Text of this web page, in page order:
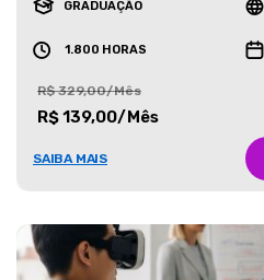
GRADUAÇÃO
1.800 HORAS
R$ 329,00/Mês
R$ 139,00/Mês
SAIBA MAIS